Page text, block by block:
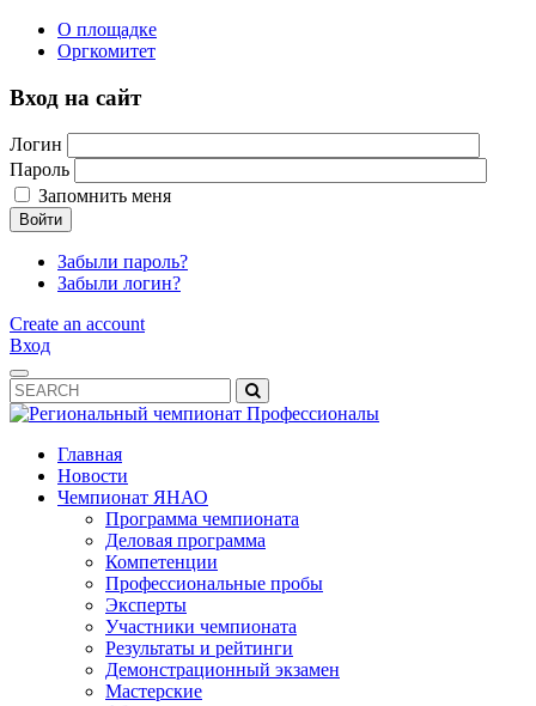
О площадке
Оргкомитет
Вход на сайт
Логин
Пароль
Запомнить меня
Войти
Забыли пароль?
Забыли логин?
Create an account
Вход
Главная
Новости
Чемпионат ЯНАО
Программа чемпионата
Деловая программа
Компетенции
Профессиональные пробы
Эксперты
Участники чемпионата
Результаты и рейтинги
Демонстрационный экзамен
Мастерские